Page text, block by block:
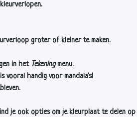
groter of kleiner te maken.
in het Tekeningmenu.
vooral handig voor mandala's!
je ook opties om je kleurplaat te delen